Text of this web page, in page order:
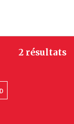
2 résultats